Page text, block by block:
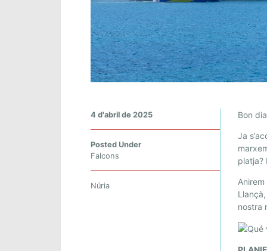
T
R
A
V
E
S
S
A
S
Bon
Ja
platja?
nostra
4 d'abril de 2025
Posted Under
Falcons
Núria